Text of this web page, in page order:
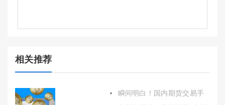
相关推荐
瞬间明白！国内期货交易手
续费（及时关注相关政策变